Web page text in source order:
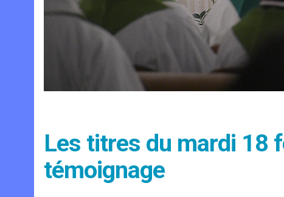
Les titres du mardi 18
témoignage